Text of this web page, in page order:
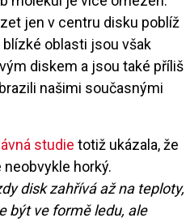
jen v centru disku poblíž
oblasti jsou však
diskem a jsou také příliš
našimi současnými
studie totiž ukázala, že
horký.
disk zahřívá až na teploty,
být ve formě ledu, ale